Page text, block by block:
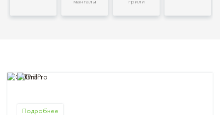
мангалы
грили
Подробнее